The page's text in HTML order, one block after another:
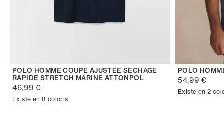
POLO HOMME COUPE AJUSTÉE SÉCHAGE
RAPIDE STRETCH MARINE ATTONPOL
46,99 €
Existe en 8 coloris
POLO
54,99 €
Existe en 2